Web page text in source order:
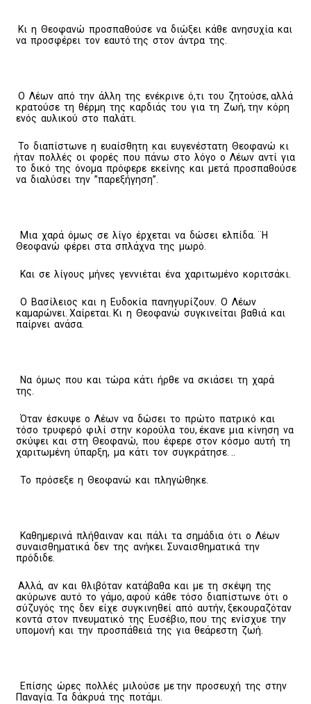
Κι η Θεοφανώ προσπαθούσε να διώξει κάθε ανησυχία και
να προσφέρει τον εαυτό της στον άντρα της.
Ο Λέων από την άλλη της ενέκρινε ό,τι του ζητούσε, αλλά
κρατούσε τη θέρμη της καρδιάς του για τη Ζωή, την κόρη
ενός αυλικού στο παλάτι.
Το διαπίστωνε η ευαίσθητη και ευγενέστατη Θεοφανώ κι
ήταν πολλές οι φορές που πάνω στο λόγο ο Λέων αντί για
το δικό της όνομα πρόφερε εκείνης και μετά προσπαθούσε
να διαλύσει την ”παρεξήγηση”.
Μια χαρά όμως σε λίγο έρχεται να δώσει ελπίδα. ¨Η
Θεοφανώ φέρει στα σπλάχνα της μωρό.
Και σε λίγους μήνες γεννιέται ένα χαριτωμένο κοριτσάκι.
Ο Βασίλειος και η Ευδοκία πανηγυρίζουν. Ο Λέων
καμαρώνει. Χαίρεται. Κι η Θεοφανώ συγκινείται βαθιά και
παίρνει ανάσα.
Να όμως που και τώρα κάτι ήρθε να σκιάσει τη χαρά
της.
Όταν έσκυψε ο Λέων να δώσει το πρώτο πατρικό και
τόσο τρυφερό φιλί στην κορούλα του, έκανε μια κίνηση να
σκύψει και στη Θεοφανώ, που έφερε στον κόσμο αυτή τη
χαριτωμένη ύπαρξη, μα κάτι τον συγκράτησε. ..
Το πρόσεξε η Θεοφανώ και πληγώθηκε.
Καθημερινά πλήθαιναν και πάλι τα σημάδια ότι ο Λέων
συναισθηματικά δεν της ανήκει. Συναισθηματικά την
πρόδιδε.
Αλλά, αν και θλιβόταν κατάβαθα και με τη σκέψη της
ακύρωνε αυτό το γάμο, αφού κάθε τόσο διαπίστωνε ότι ο
σύζυγός της δεν είχε συγκινηθεί από αυτήν, ξεκουραζόταν
κοντά στον πνευματικό της Ευσέβιο, που της ενίσχυε την
υπομονή και την προσπάθειά της για θεάρεστη ζωή.
Επίσης ώρες πολλές μιλούσε με την προσευχή της στην
Παναγία. Τα δάκρυά της ποτάμι.